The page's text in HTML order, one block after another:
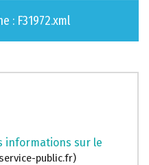
: F31972.xml
informations sur le
public.fr